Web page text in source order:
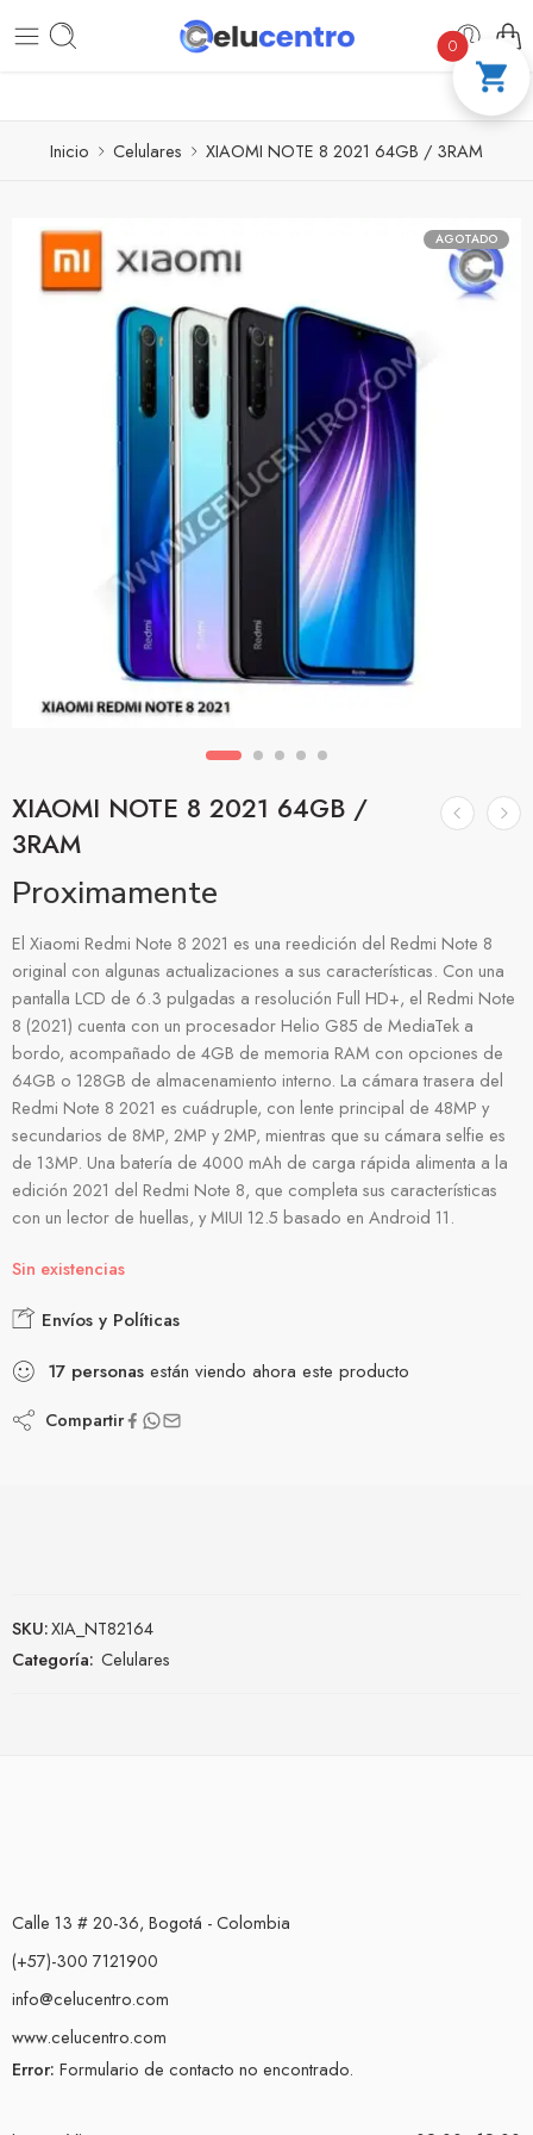
PAGA A CUOTAS CON ADDI COMPRA
Inicio Celulares XIAOMI NOTE 8 2021 64GB / 3RAM
AGOTADO
XIAOMI NOTE 8 2021 64GB /
3RAM
Proximamente
El Xiaomi Redmi Note 8 2021 es una reedición del Redmi Note 8
original con algunas actualizaciones a sus características. Con una
pantalla LCD de 6.3 pulgadas a resolución Full HD+, el Redmi Note
8 (2021) cuenta con un procesador Helio G85 de MediaTek a
bordo, acompañado de 4GB de memoria RAM con opciones de
64GB o 128GB de almacenamiento interno. La cámara trasera del
Redmi Note 8 2021 es cuádruple, con lente principal de 48MP y
secundarios de 8MP, 2MP y 2MP, mientras que su cámara selfie es
de 13MP. Una batería de 4000 mAh de carga rápida alimenta a la
edición 2021 del Redmi Note 8, que completa sus características
con un lector de huellas, y MIUI 12.5 basado en Android 11.
Sin existencias
Envíos y Políticas
17 personas están viendo ahora este producto
Compartir
SKU:XIA_NT82164
Categoría: Celulares
Calle 13 # 20-36, Bogotá - Colombia
(+57)-300 7121900
info@celucentro.com
www.celucentro.com
Error: Formulario de contacto no encontrado.
0